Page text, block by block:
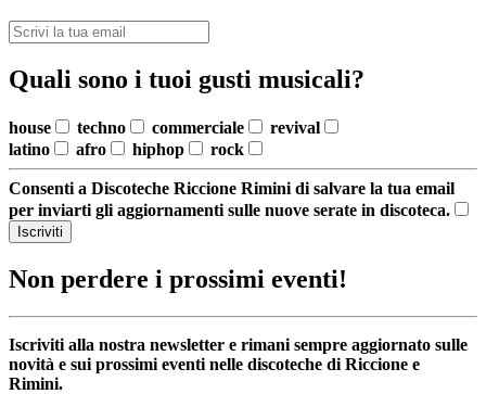
Quali sono i tuoi gusti musicali?
house techno commerciale
revival
latino
afro hiphop rock
Consenti a Discoteche Riccione Rimini di salvare la tua email
per inviarti gli aggiornamenti sulle nuove serate in discoteca.
Iscriviti
Non perdere i prossimi eventi!
Iscriviti alla nostra newsletter e rimani sempre aggiornato sulle
novità e sui prossimi eventi nelle discoteche di Riccione e
Rimini.